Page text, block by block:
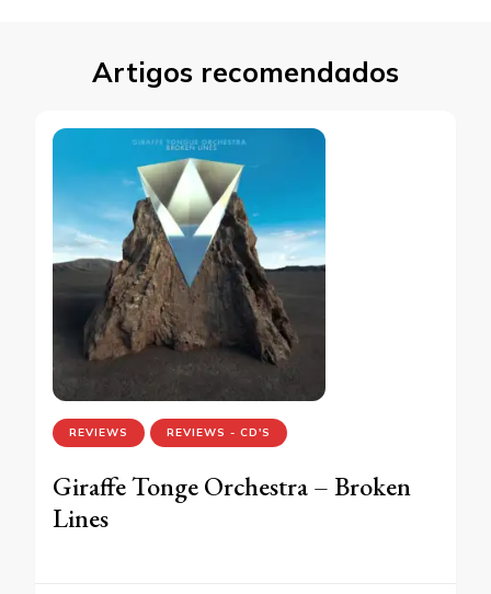
Artigos recomendados
REVIEWS REVIEWS - CD'S
Giraffe Tonge Orchestra – Broken
Lines